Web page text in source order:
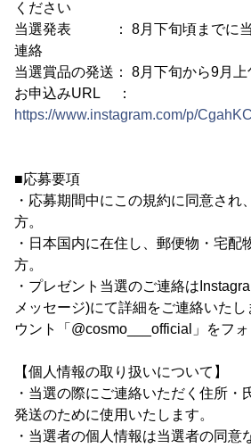
ください
当選発表 ： 8月下旬頃までに当
連絡
当選賞品の発送： 8月下旬から9月
お申込みURL ：
https://www.instagram.com/p/
■応募要項
・応募期間中にこの規約に同意され
方。
・日本国内に在住し、郵便物・宅配
方。
・プレゼント当選のご連絡は
メッセージ)にて詳細をご連絡いた
ウント「@cosmo___official」をフォ
【個人情報の取り扱いについて】
・当選の際にご連絡いただく住所・
発送のために使用いたします。
・当選者の個人情報は当選者の同意